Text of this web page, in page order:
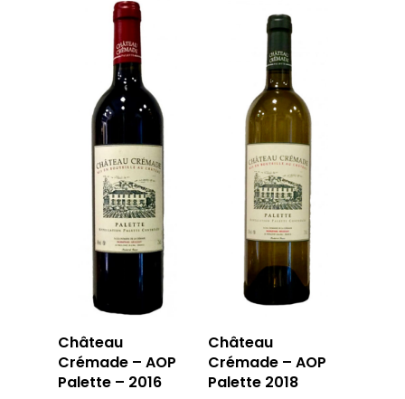
Château
Crémade – AOP
Palette – 2016
Château
Crémade – AOP
Palette 2018